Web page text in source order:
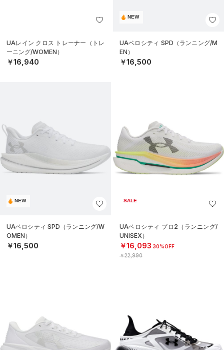
UAレイン クロス トレーナー（トレ
ーニング/WOMEN）
￥16,940
NEW
UAベロシティ SPD（ランニング/M
EN）
￥16,500
NEW
UAベロシティ SPD（ランニング/W
OMEN）
￥16,500
SALE
UAベロシティ プロ2（ランニング/
UNISEX）
￥16,093 30%OFF
￥22,990